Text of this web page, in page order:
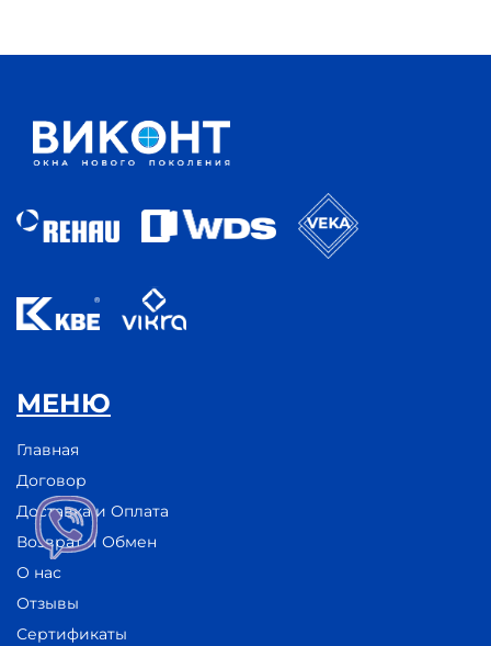
МЕНЮ
Главная
Договор
Доставка и Оплата
Возврат и Обмен
О нас
Отзывы
Сертификаты